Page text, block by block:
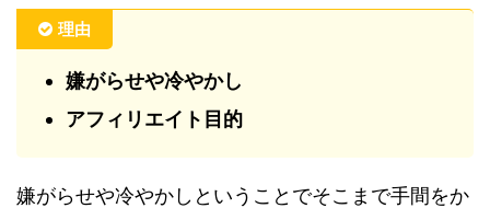
理由
嫌がらせや冷やかし
アフィリエイト目的
嫌がらせや冷やかしということでそこまで手間をか